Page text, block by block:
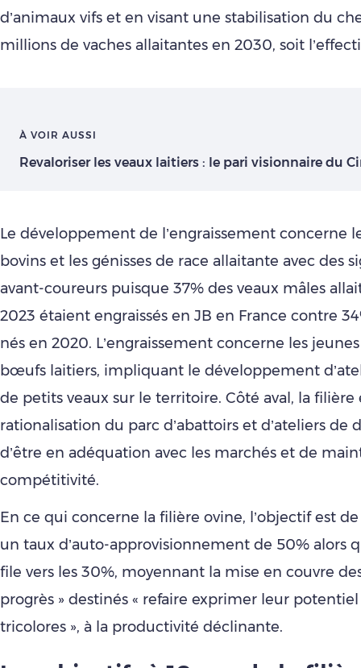
d’animaux vifs et en visant une stabilisation du
millions de vaches allaitantes en 2030, soit
À VOIR AUSSI
Revaloriser les veaux laitiers : le pari visionnaire du
Le développement de l’engraissement concerne
bovins et les génisses de race allaitante avec des
avant-coureurs puisque 37% des veaux mâles
2023 étaient engraissés en JB en France contre
nés en 2020. L’engraissement concerne les
bœufs laitiers, impliquant le développement
de petits veaux sur le territoire. Côté aval, la filière
rationalisation du parc d’abattoirs et d’ateliers de
d’être en adéquation avec les marchés et de
compétitivité.
En ce qui concerne la filière ovine, l’objectif est de
un taux d’auto-approvisionnement de 50% alors
file vers les 30%, moyennant la mise en couvre
progrès » destinés « refaire exprimer leur potentiel
tricolores », à la productivité déclinante.